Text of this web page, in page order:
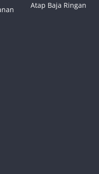
Atap Baja Ringan